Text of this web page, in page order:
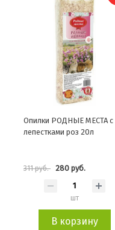
Опилки РОДНЫЕ МЕСТА с
лепестками роз 20л
311 руб. 280 руб.
шт
В корзину